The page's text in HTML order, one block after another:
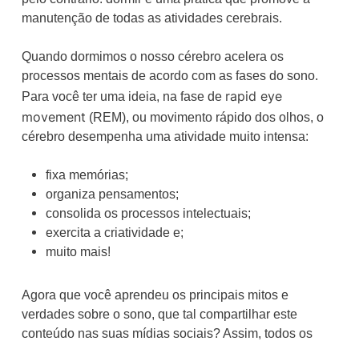
manutenção de todas as atividades cerebrais.
Quando dormimos o nosso cérebro acelera os
processos mentais de acordo com as fases do sono.
Para você ter uma ideia, na fase de rapid eye
movement (REM), ou movimento rápido dos olhos, o
cérebro desempenha uma atividade muito intensa:
fixa memórias;
organiza pensamentos;
consolida os processos intelectuais;
exercita a criatividade e;
muito mais!
Agora que você aprendeu os principais mitos e
verdades sobre o sono, que tal compartilhar este
conteúdo nas suas mídias sociais? Assim, todos os